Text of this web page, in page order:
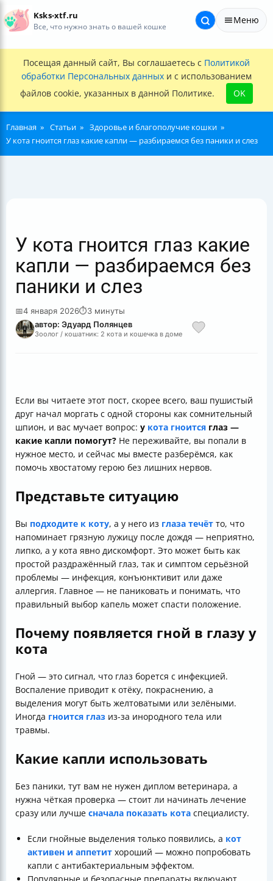
Ksks-xtf.ru
Все, что нужно знать о вашей кошке
Меню
Посещая данный сайт, Вы соглашаетесь с Политикой
обработки Персональных данных и с использованием
файлов cookie, указанных в данной Политике.
OK
Главная Статьи
Здоровье и благополучие кошки
У кота гноится глаз какие капли — разбираемся без паники и слез
У кота гноится глаз какие
капли — разбираемся без
паники и слез
📅4 января 2026⏱3 минуты
автор: Эдуард Полянцев
Зоолог / кошатник: 2 кота и кошечка в доме
Если вы читаете этот пост, скорее всего, ваш пушистый
друг начал моргать с одной стороны как сомнительный
шпион, и вас мучает вопрос: у кота гноится глаз —
какие капли помогут? Не переживайте, вы попали в
нужное место, и сейчас мы вместе разберёмся, как
помочь хвостатому герою без лишних нервов.
Представьте ситуацию
Вы подходите к коту, а у него из глаза течёт то, что
напоминает грязную лужицу после дождя — неприятно,
липко, а у кота явно дискомфорт. Это может быть как
простой раздражённый глаз, так и симптом серьёзной
проблемы — инфекция, конъюнктивит или даже
аллергия. Главное — не паниковать и понимать, что
правильный выбор капель может спасти положение.
Почему появляется гной в глазу у
кота
Гной — это сигнал, что глаз борется с инфекцией.
Воспаление приводит к отёку, покраснению, а
выделения могут быть желтоватыми или зелёными.
Иногда гноится глаз из-за инородного тела или
травмы.
Какие капли использовать
Без паники, тут вам не нужен диплом ветеринара, а
нужна чёткая проверка — стоит ли начинать лечение
сразу или лучше сначала показать кота специалисту.
Если гнойные выделения только появились, а кот
активен и аппетит хороший — можно попробовать
капли с антибактериальным эффектом.